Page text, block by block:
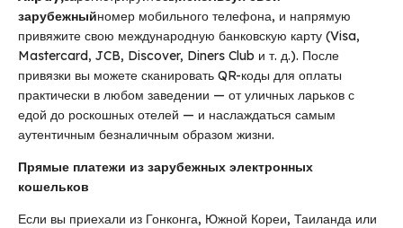
зарубежныйномер мобильного телефона, и напрямую
привяжите свою международную банковскую карту (Visa,
Mastercard, JCB, Discover, Diners Club и т. д.). После
привязки вы можете сканировать QR-коды для оплаты
практически в любом заведении — от уличных ларьков с
едой до роскошных отелей — и наслаждаться самым
аутентичным безналичным образом жизни.
Прямые платежи из зарубежных электронных
кошельков
Если вы приехали из Гонконга, Южной Кореи, Таиланда или